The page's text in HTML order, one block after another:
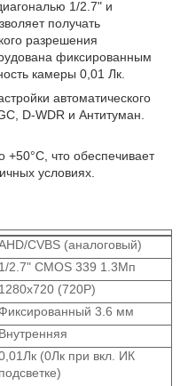
1/2.7" и
получать
разрешения
фиксированным
камеры 0,01 Лк.
автоматического
D-WDR и Антитуман.
+50°С, что обеспечивает
условиях.
CVBS (аналоговый)
1/2.7" CMOS 339 1.3Мп
1280х720 (720P)
3.6 мм
Внутренняя
(0Лк при вкл. ИК
подсветке)